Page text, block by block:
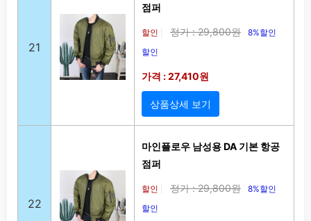
21
점퍼
할인 정가 : 29,800원
8%할인
할인
가격 : 27,410원
상품상세 보기
22
마인플로우 남성용 DA 기본 항공
점퍼
할인 정가 : 29,800원
8%할인
할인